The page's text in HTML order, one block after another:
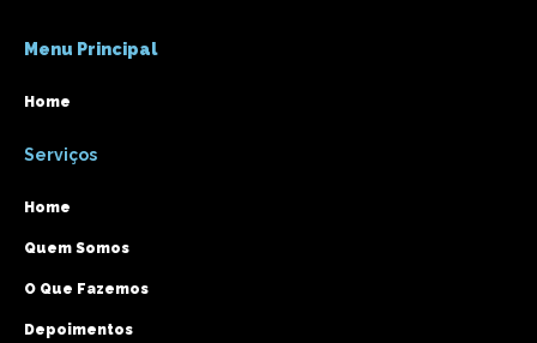
Menu Principal
Home
Serviços
Home
Quem Somos
O Que Fazemos
Depoimentos